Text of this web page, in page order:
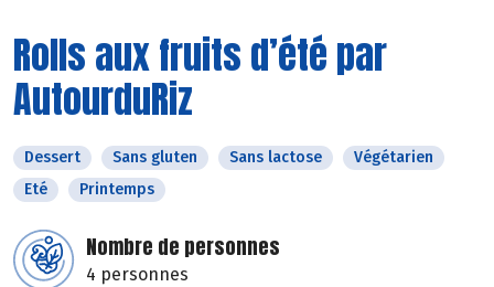
Rolls aux fruits d’été par
AutourduRiz
Dessert Sans gluten Sans lactose
Végétarien
Eté
Printemps
Nombre de personnes
4 personnes